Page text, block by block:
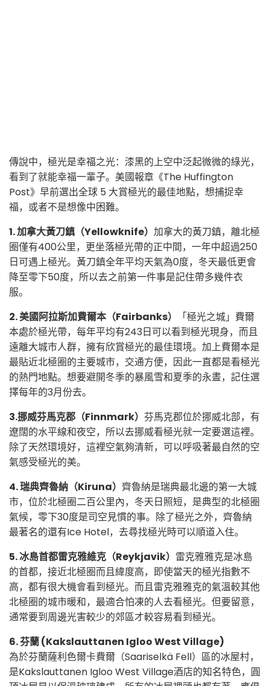
傳說中，極光是幸福之光：漆黑的上空中泛起微微的綠光，
看到了就能幸福一輩子。美國報章《The Huffington
Post》早前選出全球 5 大賞極光的最佳地點，想捕捉幸
福，或者不是想像中困難。
1. 加拿大黃刀鎮（Yellowknife） 加拿大的黃刀鎮，離北極
圈僅有400公里，更坐落極光帶的正中間，一年中超過250
日可遇上極光。黃刀鎮全年平均天氣為0度，冬天最低更會
降至零下50度，所以去之前第一件事是記住帶多幾件衣
服。
2. 美國阿拉斯加費爾本（Fairbanks）
「極光之城」費爾
本處於極光帶，每年平均有243日可以看到極光現身，而且
遠離大城市人群，擁有欣賞極光的最佳環境。加上費爾本是
最貼近北極圈的主要城市，交通方便，因此一直都是看極光
的熱門地點。想要避開冬季的暴風雪和夏季的永晝，記住選
擇每年的3月份去。
3.挪威芬馬克郡（Finnmark） 芬馬克郡位於挪威北部，有
遼闊的水平線和夜空，所以去挪威看極光就一定要選這裡。
除了天然環境好，這裡空氣夠清新，可以呼吸著最自然的空
氣感受極光的美。
4. 瑞典齊魯納（Kiruna） 齊魯納是瑞典最北邊的第一大城
市，位於北極圈二百公里內，冬天日照短，是典型的北極圈
氣候，零下30度是司空見慣的事。除了極光之外，齊魯納
最著名的還有Ice Hotel，去尋找極光時可以順道入住。
5. 冰島首都雷克雅維克（Reykjavik） 雷克雅雅克是冰島
的首都，接近北極圈而且緯度高，即使當天的極光指數不
高，都有很大機會看到極光。而且雷克雅雅克的氣溫較其他
北極圈的城市暖和，最適合怕凍的人去看極光。但要留意，
通常要到周邊光害較少的郊區才較容易看到極光。
6. 芬蘭 (Kakslauttanen Igloo West Village)
為於芬蘭薩利色爾卡費爾（Saariselkä Fell）區的冰屋村，
是Kakslauttanen Igloo West Village酒店的知名特色， 圓